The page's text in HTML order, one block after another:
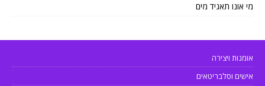
מי אונו תאגיד מים
אומנות ויצירה
אישים וסלבריטאים